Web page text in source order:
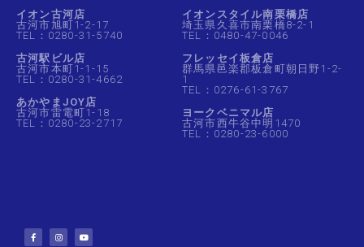
イオン古河店
古河市旭町1-2-17
TEL：0280-31-5740
古河駅ビル店
古河市本町1-1-15
TEL：0280-31-4662
あかやまJOY店
古河市雷電町1-18
TEL：0280-23-2717
イオンスタイル南栗橋店
埼玉県久喜市南栗橋8-2-1
TEL：0480-47-0046
フレッセイ板倉店
群馬県邑楽郡板倉町朝日野1-2-
1
TEL：0276-61-3767
ヨークベニマル店
古河市西牛谷中明1470
TEL：0280-23-6000